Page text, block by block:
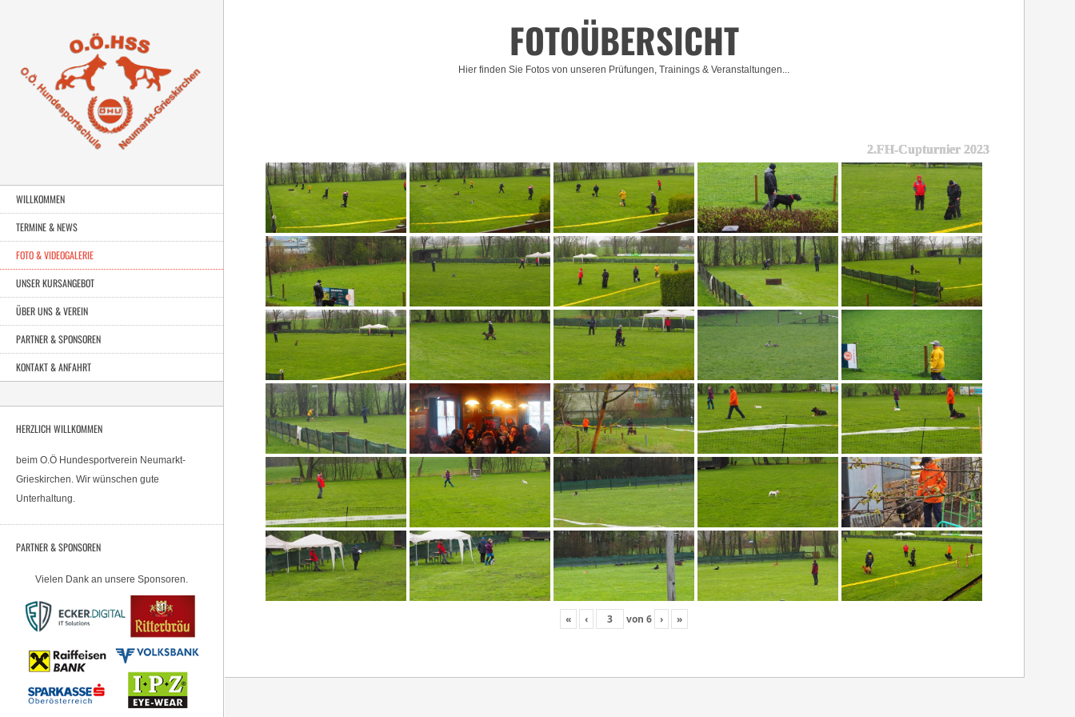
WILLKOMMEN
TERMINE & NEWS
FOTO & VIDEOGALERIE
UNSER KURSANGEBOT
ÜBER UNS & VEREIN
PARTNER & SPONSOREN
KONTAKT & ANFAHRT
HERZLICH WILLKOMMEN
beim O.Ö Hundesportverein Neumarkt-
Grieskirchen. Wir wünschen gute
Unterhaltung.
PARTNER & SPONSOREN
Vielen Dank an unsere Sponsoren.
FOTOÜBERSICHT
Hier finden Sie Fotos von unseren Prüfungen, Trainings & Veranstaltungen...
2.FH-Cupturnier 2023
« ‹ von 6 › »